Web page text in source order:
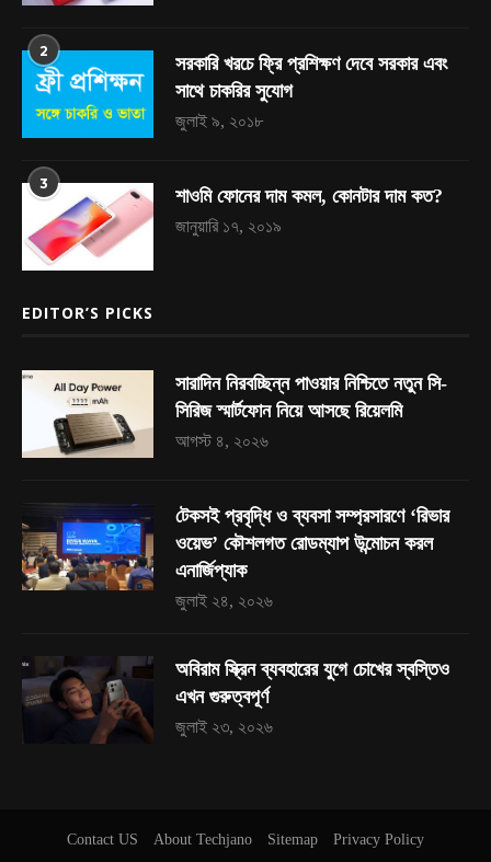
2
সরকারি খরচে ফ্রি প্রশিক্ষণ দেবে সরকার এবং
সাথে চাকরির সুযোগ
জুলাই ৯, ২০১৮
3
শাওমি ফোনের দাম কমল, কোনটার দাম কত?
জানুয়ারি ১৭, ২০১৯
EDITOR’S PICKS
সারাদিন নিরবচ্ছিন্ন পাওয়ার নিশ্চিতে নতুন সি-
সিরিজ স্মার্টফোন নিয়ে আসছে রিয়েলমি
আগস্ট ৪, ২০২৬
টেকসই প্রবৃদ্ধি ও ব্যবসা সম্প্রসারণে ‘রিভার
ওয়েভ’ কৌশলগত রোডম্যাপ উন্মোচন করল
এনার্জিপ্যাক
জুলাই ২৪, ২০২৬
অবিরাম স্ক্রিন ব্যবহারের যুগে চোখের স্বস্তিও
এখন গুরুত্বপূর্ণ
জুলাই ২৩, ২০২৬
Contact US About Techjano Sitemap Privacy Policy